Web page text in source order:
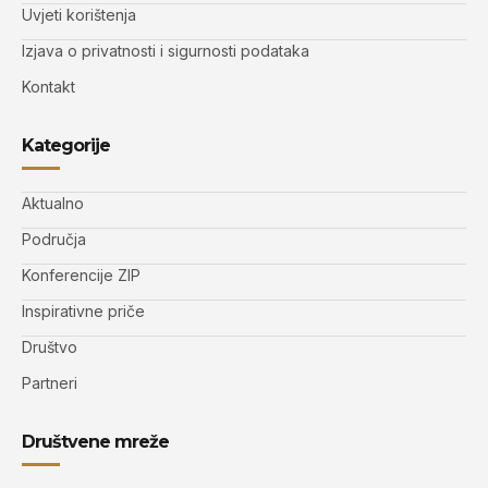
Uvjeti korištenja
Izjava o privatnosti i sigurnosti podataka
Kontakt
Kategorije
Aktualno
Područja
Konferencije ZIP
Inspirativne priče
Društvo
Partneri
Društvene mreže